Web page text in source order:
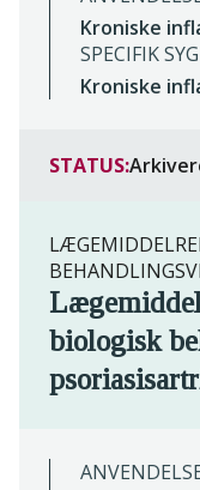
Kroniske
SPECIFIK
Kroniske
STATUS:
biologisk